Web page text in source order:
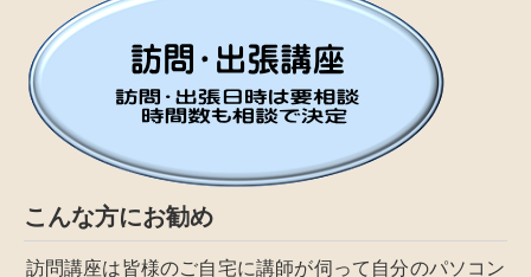
こんな方にお勧め
訪問講座は皆様のご自宅に講師が伺って自分のパソコン